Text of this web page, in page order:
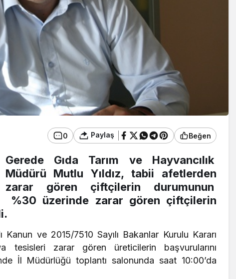
0 Paylaş Beğen
Gerede Gıda Tarım ve Hayvancılık
Müdürü Mutlu Yıldız, tabii afetlerden
zarar gören çiftçilerin durumunun
%30 üzerinde zarar gören çiftçilerin
ve 2015/7510 Sayılı Bakanlar Kurulu Kararı
zarar gören üreticilerin başvurularını
İl Müdürlüğü toplantı salonunda saat 10:00’da